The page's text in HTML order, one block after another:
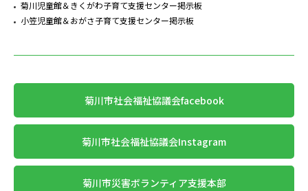
菊川児童館＆きくがわ子育て支援センター掲示板
小笠児童館＆おがさ子育て支援センター掲示板
菊川市社会福祉協議会facebook
菊川市社会福祉協議会Instagram
菊川市災害ボランティア支援本部